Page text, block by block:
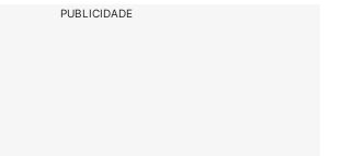
PUBLICIDADE